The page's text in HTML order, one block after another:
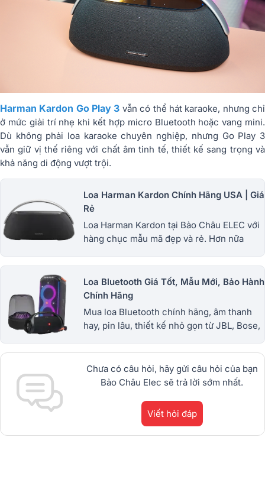
Harman Kardon Go Play 3 vẫn có thể hát karaoke, nhưng chỉ
ở mức giải trí nhẹ khi kết hợp micro Bluetooth hoặc vang mini.
Dù không phải loa karaoke chuyên nghiệp, nhưng Go Play 3
vẫn giữ vị thế riêng với chất âm tinh tế, thiết kế sang trọng và
khả năng di động vượt trội.
Loa Harman Kardon Chính Hãng USA | Giá
Rẻ
Loa Harman Kardon tại Bảo Châu ELEC với
hàng chục mẫu mã đẹp và rẻ. Hơn nữa
Gọi ngay 1900 0255 giá tốt kèm ưu đãi KM
to
Loa Bluetooth Giá Tốt, Mẫu Mới, Bảo Hành
Chính Hãng
Mua loa Bluetooth chính hãng, âm thanh
hay, pin lâu, thiết kế nhỏ gọn từ JBL, Bose,
tốt, bảo hành uy tín. 1900.0255
Chưa có câu hỏi, hãy gửi câu hỏi của bạn
Bảo Châu Elec sẽ trả lời sớm nhất.
Viết hỏi đáp